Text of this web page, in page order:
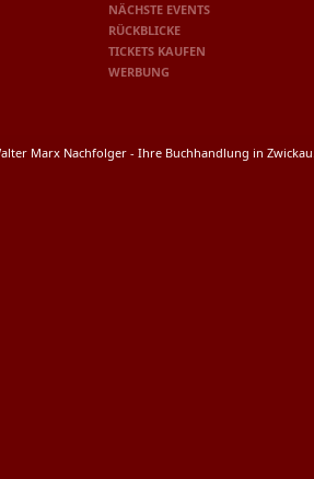
NÄCHSTE EVENTS
RÜCKBLICKE
TICKETS KAUFEN
WERBUNG
Marx Nachfolger - Ihre Buchhandlung in